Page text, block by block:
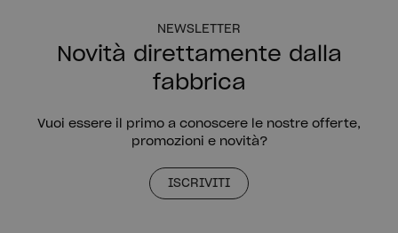
NEWSLETTER
Novità direttamente dalla
fabbrica
Vuoi essere il primo a conoscere le nostre offerte,
promozioni e novità?
ISCRIVITI